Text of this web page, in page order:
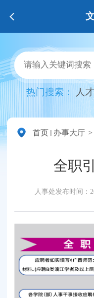
热门搜索： 人
首页 办事大厅
全职
人事处发布时间：